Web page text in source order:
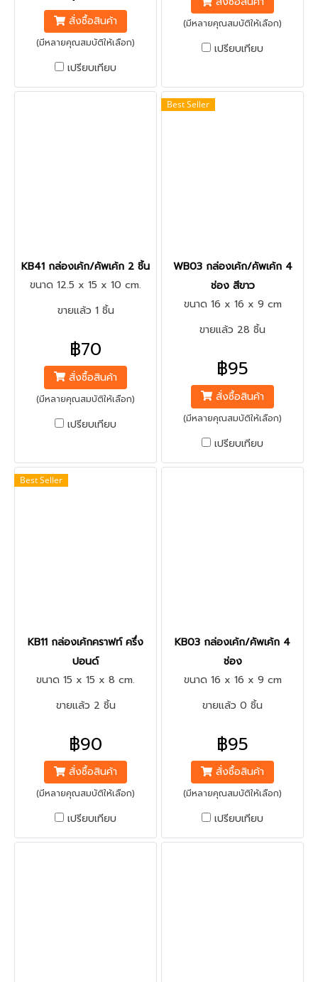
สั่งซื้อสินค้า
(มีหลายคุณสมบัติให้เลือก)
เปรียบเทียบ
(มีหลายคุณสมบัติให้เลือก)
เปรียบเทียบ
KB41 กล่องเค้ก/คัพเค้ก 2 ชิ้น
ขนาด 12.5 x 15 x 10 cm.
ขายแล้ว 1 ชิ้น
฿70
สั่งซื้อสินค้า
(มีหลายคุณสมบัติให้เลือก)
เปรียบเทียบ
Best Seller
WB03 กล่องเค้ก/คัพเค้ก 4
ช่อง สีขาว
ขนาด 16 x 16 x 9 cm
ขายแล้ว 28 ชิ้น
฿95
สั่งซื้อสินค้า
(มีหลายคุณสมบัติให้เลือก)
เปรียบเทียบ
Best Seller
KB11 กล่องเค้กคราฟท์ ครึ่ง
ปอนด์
ขนาด 15 x 15 x 8 cm.
ขายแล้ว 2 ชิ้น
฿90
สั่งซื้อสินค้า
(มีหลายคุณสมบัติให้เลือก)
เปรียบเทียบ
KB03 กล่องเค้ก/คัพเค้ก 4
ช่อง
ขนาด 16 x 16 x 9 cm
ขายแล้ว 0 ชิ้น
฿95
สั่งซื้อสินค้า
(มีหลายคุณสมบัติให้เลือก)
เปรียบเทียบ